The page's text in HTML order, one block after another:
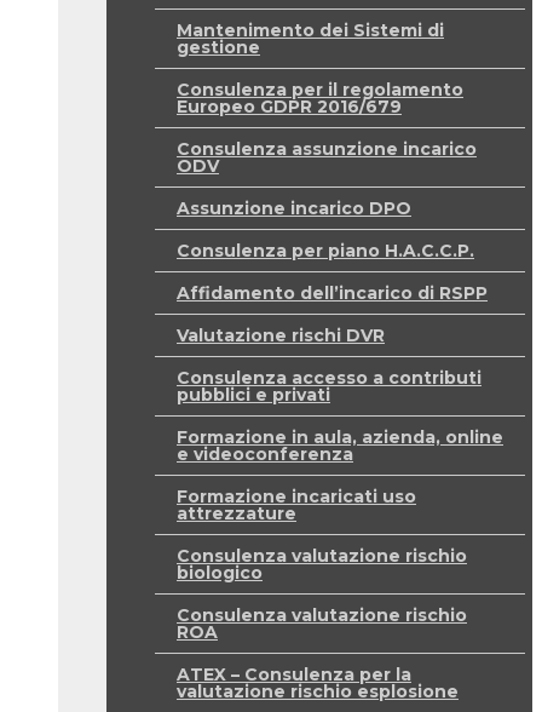
Mantenimento dei Sistemi di
gestione
Consulenza per il regolamento
Europeo GDPR 2016/679
Consulenza assunzione incarico
ODV
Assunzione incarico DPO
Consulenza per piano H.A.C.C.P.
Affidamento dell’incarico di RSPP
Valutazione rischi DVR
Consulenza accesso a contributi
pubblici e privati
Formazione in aula, azienda, online
e videoconferenza
Formazione incaricati uso
attrezzature
Consulenza valutazione rischio
biologico
Consulenza valutazione rischio
ROA
ATEX – Consulenza per la
valutazione rischio esplosione